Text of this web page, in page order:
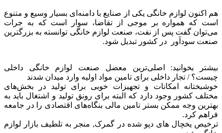
هم اکنون لوازم خانگی یکی از صنایع با دامنه‌ای بسیار وسیع و متنوع
است که همواره بر موجی از تقاضا، سوار است که به جرات
می‌توان گفت پس از نفت، صنعت لوازم خانگی توانسته به بزرگترین
صنعت سودآور در کشور تبدیل شود.
بیشتر بخوانید: اصلی‌ترین معضل صنعت لوازم خانگی داخلی
چیست؟ / تجار داخلی برای تامین مواد اولیه وارد میدان شدند
خوشبختانه امکانات و تجهیزات خوبی برای تولید در بخش‌های
مختلف کشور وجود دارد که البته برای رونق تولید و اشتغال باید به
بهترین وجه ممکن بستر تامین مالی بنگاه‌های اقتصادی را در جامعه
فراهم کرد.
ترخیص یخچال های دپو شده در گمرک, منجر به تلطیف بازار لوازم